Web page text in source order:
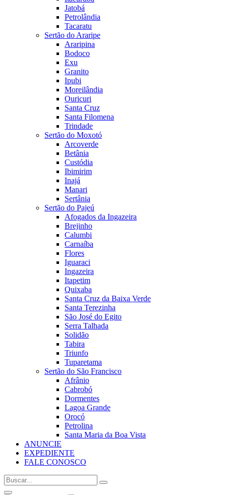
Jatobá
Petrolândia
Tacaratu
Sertão do Araripe
Araripina
Bodoco
Exu
Granito
Ipubi
Moreilândia
Ouricuri
Santa Cruz
Santa Filomena
Trindade
Sertão do Moxotó
Arcoverde
Betânia
Custódia
Ibimirim
Inajá
Manari
Sertânia
Sertão do Pajeú
Afogados da Ingazeira
Brejinho
Calumbi
Carnaíba
Flores
Iguaraci
Ingazeira
Itapetim
Quixaba
Santa Cruz da Baixa Verde
Santa Terezinha
São José do Egito
Serra Talhada
Solidão
Tabira
Triunfo
Tuparetama
Sertão do São Francisco
Afrânio
Cabrobó
Dormentes
Lagoa Grande
Orocó
Petrolina
Santa Maria da Boa Vista
ANUNCIE
EXPEDIENTE
FALE CONOSCO